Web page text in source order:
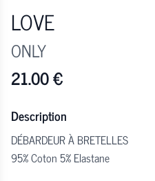
LOVE
ONLY
21.00€
Description
DÉBARDEUR À BRETELLES
95% Coton 5% Elastane